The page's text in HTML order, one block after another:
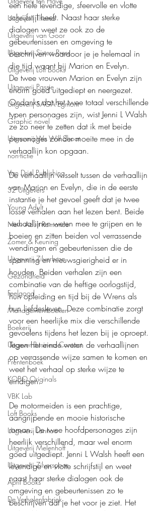
Uitgeverij Thema
Uitgeverij van Goor
Uitgeverij Sisters Press
Uitgeverij Loft Books
Uitgeverij Passie
Uitgeverij SAGA Egmont
Graphic novel
Uitgeverij We Will Shoot
non-fictie
Van Driel Publishing
S2 Uitgevers
Young Adult
New Adult Romance
Zomer & Keuning
Uitgeverij Zilverbron
Gezondheid
Feelgood
Managementboeken
Boekerij
Uitgever Business Contact
Prentenboek
KOBO Originals
VBK Lab
Loft Books
Uitgeverij Lannoo
Uitgeverij Melenhoff
Uitgeverij Zilverspoor
April Books
De Verhalenfabriek
een hele levendige, sfeervolle en vlotte
schrijfstijl heeft. Naast haar sterke
dialogen weet ze ook zo de
gebeurtenissen en omgeving te
beschrijven waardoor je je helemaal in
die tijd waant bij Marion en Evelyn.
De twee vrouwen Marion en Evelyn zijn
enorm goed uitgediept en neergezet.
Ondanks dat het twee totaal verschillende
typen personages zijn, wist Jenni L Walsh
ze zo neer te zetten dat ik met beide
personages zonder moeite mee in de
verhaallijn kon opgaan.
De verhaallijn wisselt tussen de verhaallijn
van Marion en Evelyn, die in de eerste
instantie je het gevoel geeft dat je twee
losse verhalen aan het lezen bent. Beide
verhaallijnen weten mee te grijpen en te
boeien en zitten beiden vol verrassende
wendingen en gebeurtenissen die de
spanning en nieuwsgierigheid er in
houden. Beiden verhalen zijn een
combinatie van de heftige oorlogstijd,
hun opleiding en tijd bij de Wrens als
hun liefdesleven. Deze combinatie zorgt
voor een heerlijke mix die verschillende
gevoelens tijdens het lezen bij je oproept.
Tegen het einde weten de verhaallijnen
op verrassende wijze samen te komen en
weet het verhaal op sterke wijze te
eindigen.
De motormeiden is een prachtige,
aangrijpende en mooie historische
roman. De twee hoofdpersonages zijn
heerlijk verschillend, maar wel enorm
goed uitgediept. Jenni L Walsh heeft een
levendige en vlotte schrijfstijl en weet
naast haar sterke dialogen ook de
omgeving en gebeurtenissen zo te
beschrijven dat je het voor je ziet. Het